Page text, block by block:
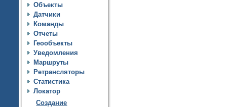
Объекты
Датчики
Команды
Отчеты
Геообъекты
Уведомления
Маршруты
Ретрансляторы
Статистика
Локатор
Создание